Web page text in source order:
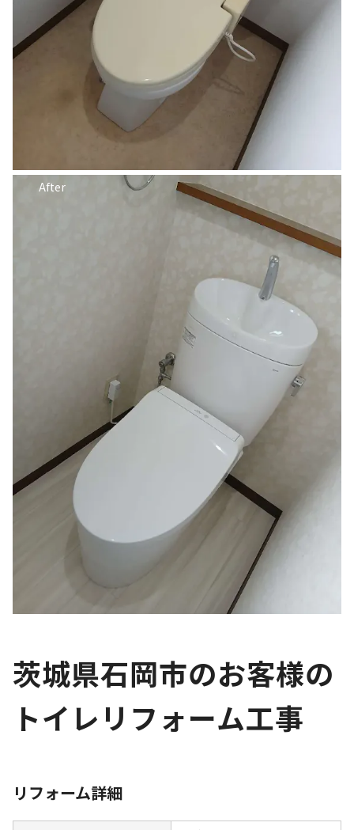
After
茨城県石岡市のお客様の
トイレリフォーム工事
リフォーム詳細